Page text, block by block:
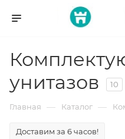
унитазов
10
Главная — Каталог —
Доставим за 6 часов!